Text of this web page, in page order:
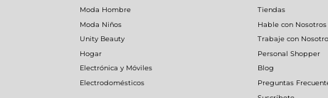
Moda Hombre
Moda Niños
Unity Beauty
Hogar
Electrónica y Móviles
Electrodomésticos
Tiendas
Hable con Nosotros
Trabaje con
Personal Shopper
Blog
Preguntas